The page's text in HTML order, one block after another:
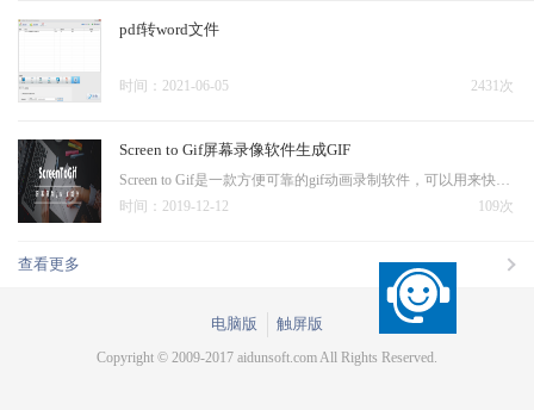
pdf转word文件
2431次
时间：2021-06-05
Screen to Gif屏幕录像软件生成GIF
Screen to Gif是一款方便可靠的gif动画录制软件，可以用来快速录制屏幕上的指定区域，将其直接保存为GIF动画文件，十分好用，推荐需要的用户下载使用
109次
时间：2019-12-12
查看更多
电脑版 触屏版
Copyright © 2009-2017 aidunsoft.com All Rights Reserved.